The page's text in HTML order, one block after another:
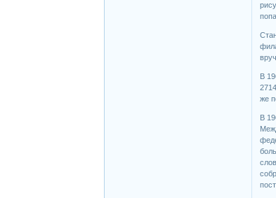
В
же
В